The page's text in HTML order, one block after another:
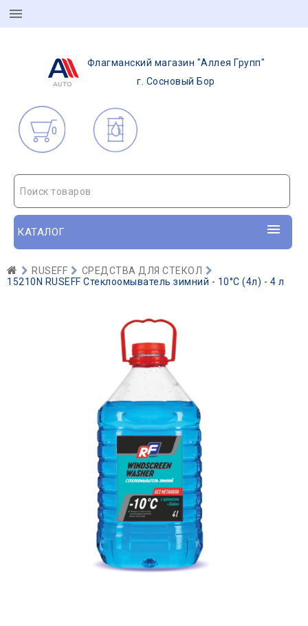
Флагманский магазин "Аллея Групп"
г. Сосновый Бор
0
Поиск товаров
КАТАЛОГ
RUSEFF
СРЕДСТВА ДЛЯ СТЕКОЛ
15210N RUSEFF Стеклоомыватель зимний - 10°С (4л) - 4 л